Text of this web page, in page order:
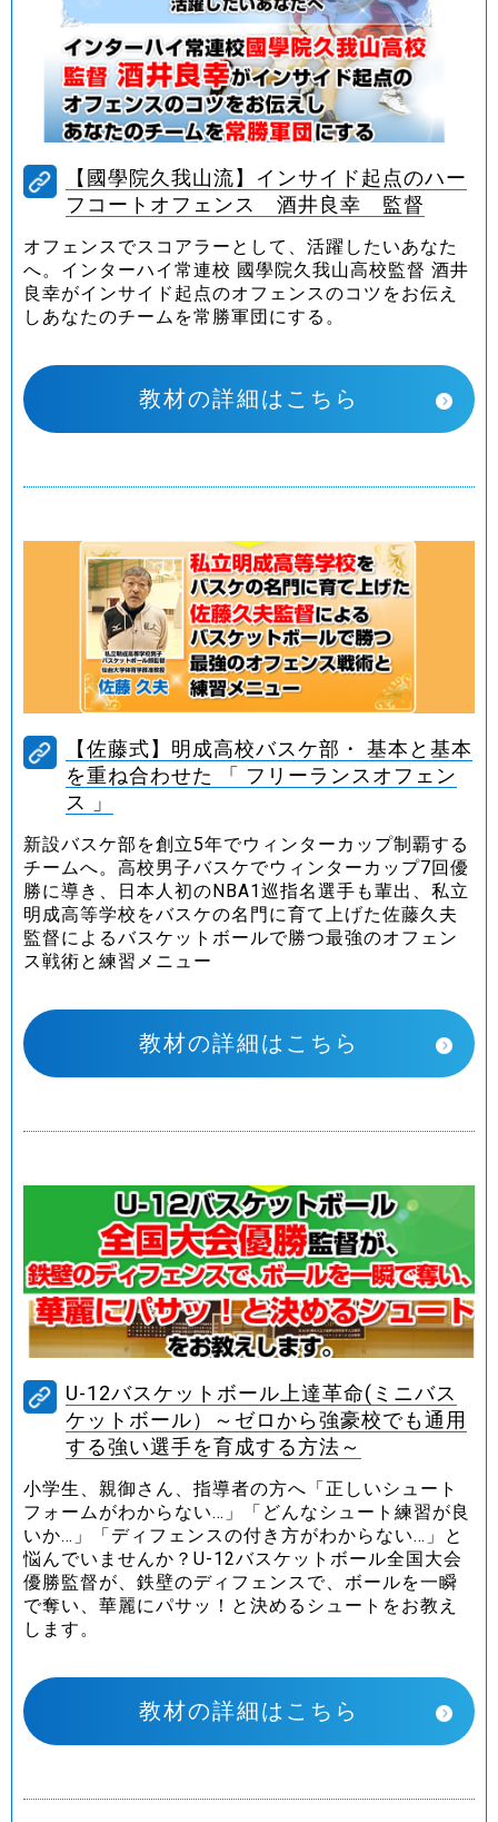
【國學院久我山流】インサイド起点のハー
フコートオフェンス 酒井良幸 監督
オフェンスでスコアラーとして、活躍したいあなた
へ。インターハイ常連校 國學院久我山高校監督 酒井
良幸がインサイド起点のオフェンスのコツをお伝え
しあなたのチームを常勝軍団にする。
教材の詳細はこちら
【佐藤式】明成高校バスケ部・ 基本と基本
を重ね合わせた 「 フリーランスオフェン
ス 」
新設バスケ部を創立5年でウィンターカップ制覇する
チームへ。高校男子バスケでウィンターカップ7回優
勝に導き、日本人初のNBA1巡指名選手も輩出、私立
明成高等学校をバスケの名門に育て上げた佐藤久夫
監督によるバスケットボールで勝つ最強のオフェン
ス戦術と練習メニュー
教材の詳細はこちら
U-12バスケットボール上達革命(ミニバス
ケットボール）～ゼロから強豪校でも通用
する強い選手を育成する方法～
小学生、親御さん、指導者の方へ「正しいシュート
フォームがわからない…」「どんなシュート練習が良
いか…」「ディフェンスの付き方がわからない…」と
悩んでいませんか？U-12バスケットボール全国大会
優勝監督が、鉄壁のディフェンスで、ボールを一瞬
で奪い、華麗にパサッ！と決めるシュートをお教え
します。
教材の詳細はこちら